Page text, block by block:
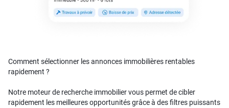
Comment sélectionner les annonces immobilières rentables
rapidement ?
Notre moteur de recherche immobilier vous permet de cibler
rapidement les meilleures opportunités grâce à des filtres puissants